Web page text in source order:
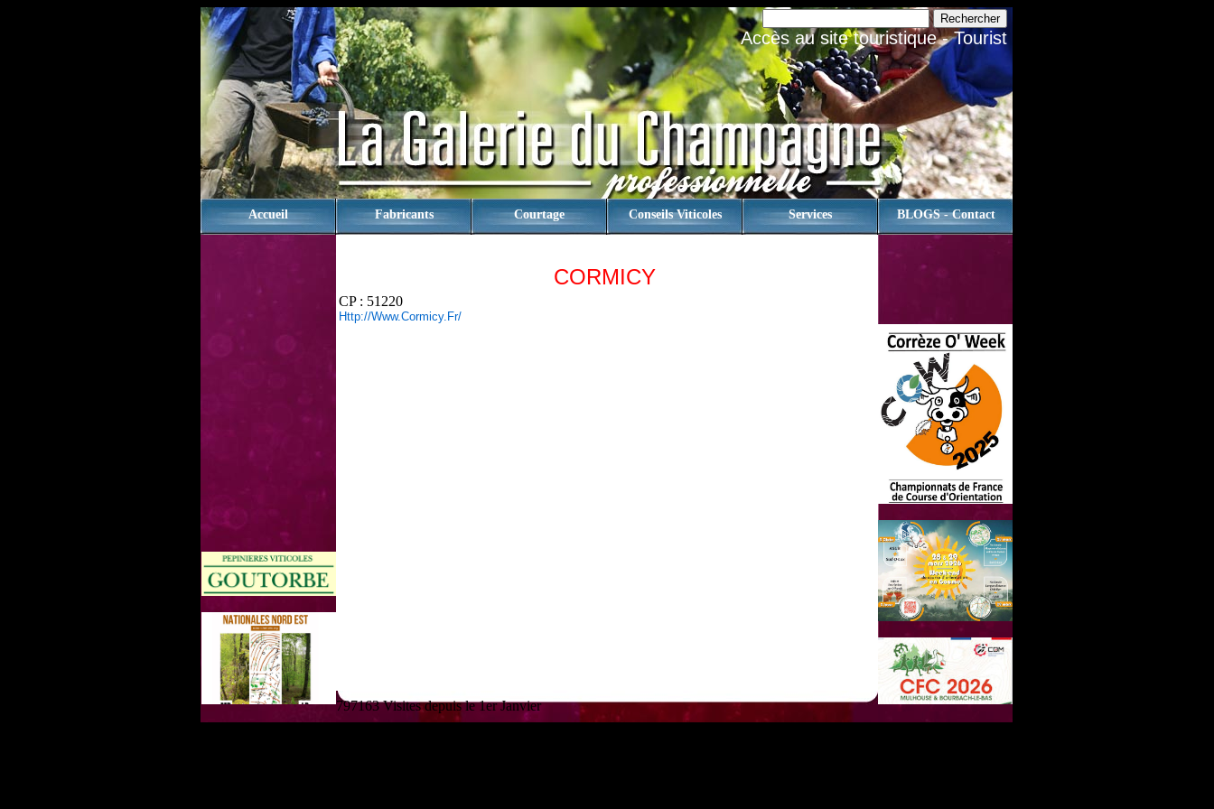
Accès au site touristique - Tourist
Accueil Fabricants Courtage Conseils Viticoles Services BLOGS - Contact
CORMICY
CP : 51220
Http://www.cormicy.fr/
797163 Visites depuis le 1er Janvier